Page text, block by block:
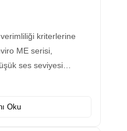
kriterlerine
ME serisi,
ses seviyesi…
Oku